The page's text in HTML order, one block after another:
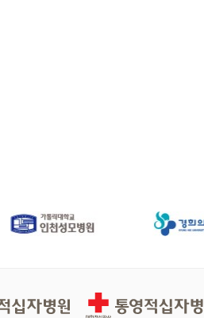
원 통영적십자병원